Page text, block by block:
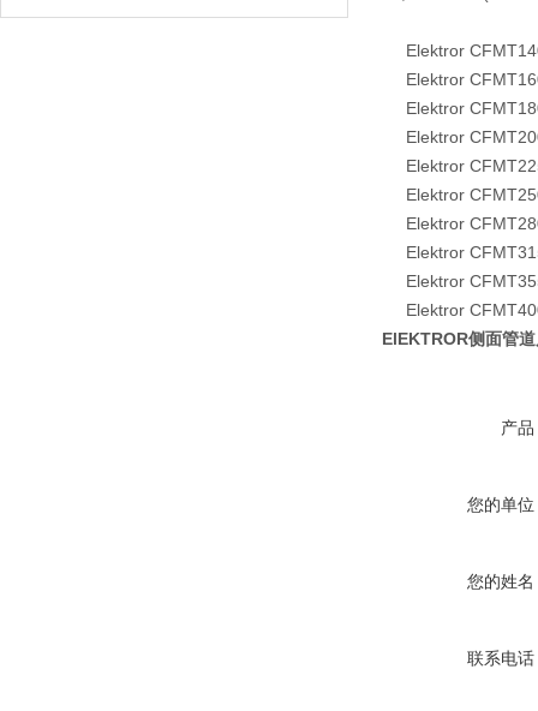
Elektror
Elektror
Elektror
Elektror
Elektror
Elektror
Elektror
Elektror
Elektror
Elektror
ElEKTROR侧面管
产品
您的单位
您的姓名
联系电话